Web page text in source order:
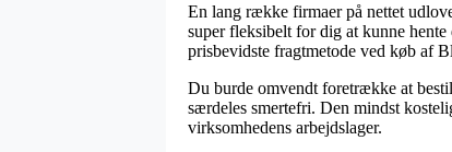
En lang række firmaer på nettet
super fleksibelt for dig at kunne
prisbevidste fragtmetode ved køb af
Du burde omvendt foretrække at
særdeles smertefri. Den mindst
virksomhedens arbejdslager.